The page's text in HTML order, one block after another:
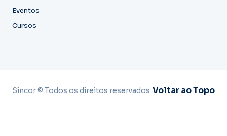
Eventos
Cursos
Sincor © Todos os direitos reservados Voltar ao Topo